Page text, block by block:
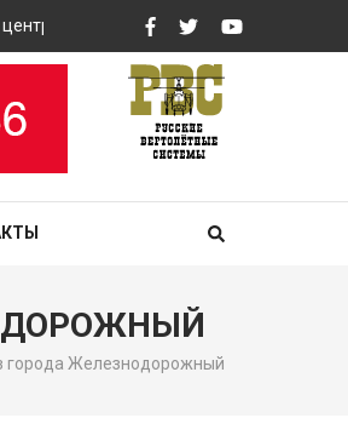
«РВС» закупит вертолетные тренажеры
города Железнодорожный